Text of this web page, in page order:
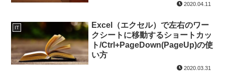
2020.04.11
IT
Excel（エクセル）で左右のワー
クシートに移動するショートカッ
ト/Ctrl+PageDown(PageUp)の使
い方
2020.03.31